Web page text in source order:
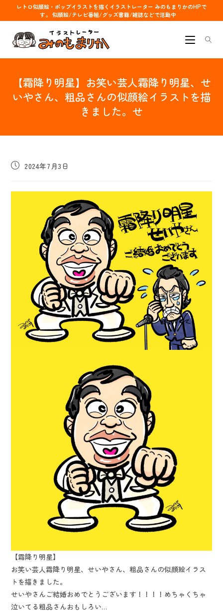
レトロ似顔絵・ポップイラストを描くイラストレーター みのもまりかのHPで
す。 似顔絵/テレビ番組/グッズ書籍/雑誌などで活動中
【霜降り明星】お笑い芸人霜降り明星、せ
いやさん、粗品さんの似顔絵イラストを描
きました。せ
投
開
2024年7月3日
【霜降り明星】
お笑い芸人霜降り明星、せいやさん、粗品さんの似顔絵イラス
トを描きました。
せいやさんご結婚おめでとうございます！！！！めちゃくちゃ
泣いてる粗品さんおもしろい…